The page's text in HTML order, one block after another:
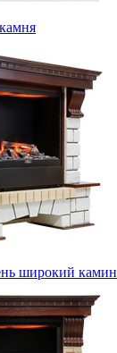
широкий камин